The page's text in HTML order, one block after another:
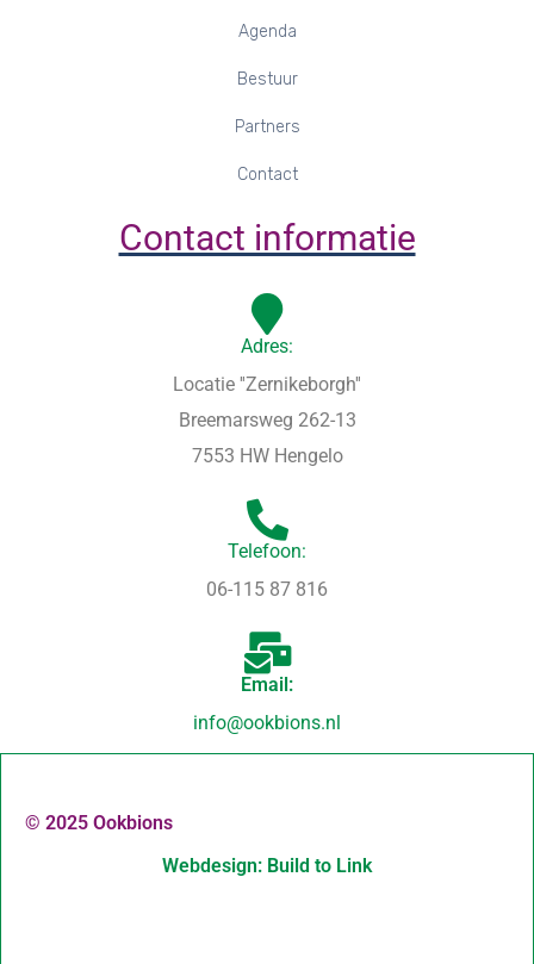
Agenda
Bestuur
Partners
Contact
Contact informatie
Adres:
Locatie ''Zernikeborgh''
Breemarsweg 262-13
7553 HW Hengelo
Telefoon:
06-115 87 816
Email:
info@ookbions.nl
© 2025 Ookbions
Webdesign: Build to Link